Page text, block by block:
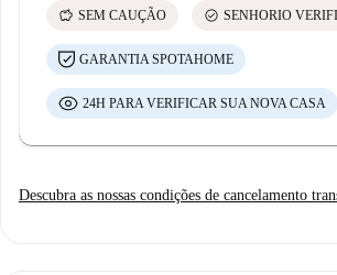
savings SEM CAUÇÃO check_circle SENHORIO
GARANTIA SPOTAHOME
24H PARA VERIFICAR SUA NOVA CASA
Descubra as nossas condições de cancelamento